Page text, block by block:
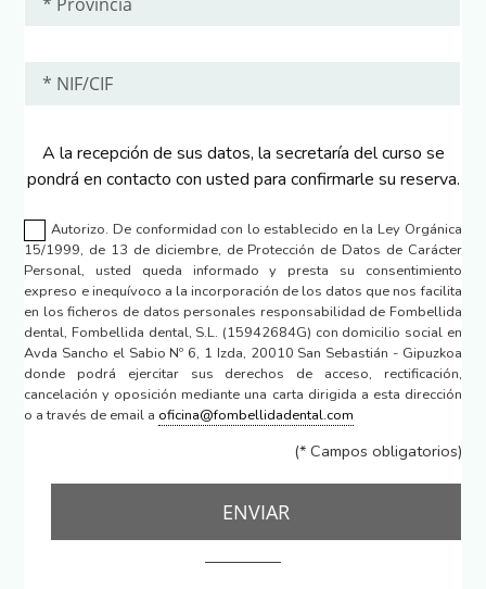
A la recepción de sus datos, la secretaría del curso se
pondrá en contacto con usted para confirmarle su reserva.
Autorizo. De conformidad con lo establecido en la Ley Orgánica
15/1999, de 13 de diciembre, de Protección de Datos de Carácter
Personal, usted queda informado y presta su consentimiento
expreso e inequívoco a la incorporación de los datos que nos facilita
en los ficheros de datos personales responsabilidad de Fombellida
dental, Fombellida dental, S.L. (15942684G) con domicilio social en
Avda Sancho el Sabio Nº 6, 1 Izda, 20010 San Sebastián - Gipuzkoa
donde podrá ejercitar sus derechos de acceso, rectificación,
cancelación y oposición mediante una carta dirigida a esta dirección
o a través de email a oficina@fombellidadental.com
(* Campos obligatorios)